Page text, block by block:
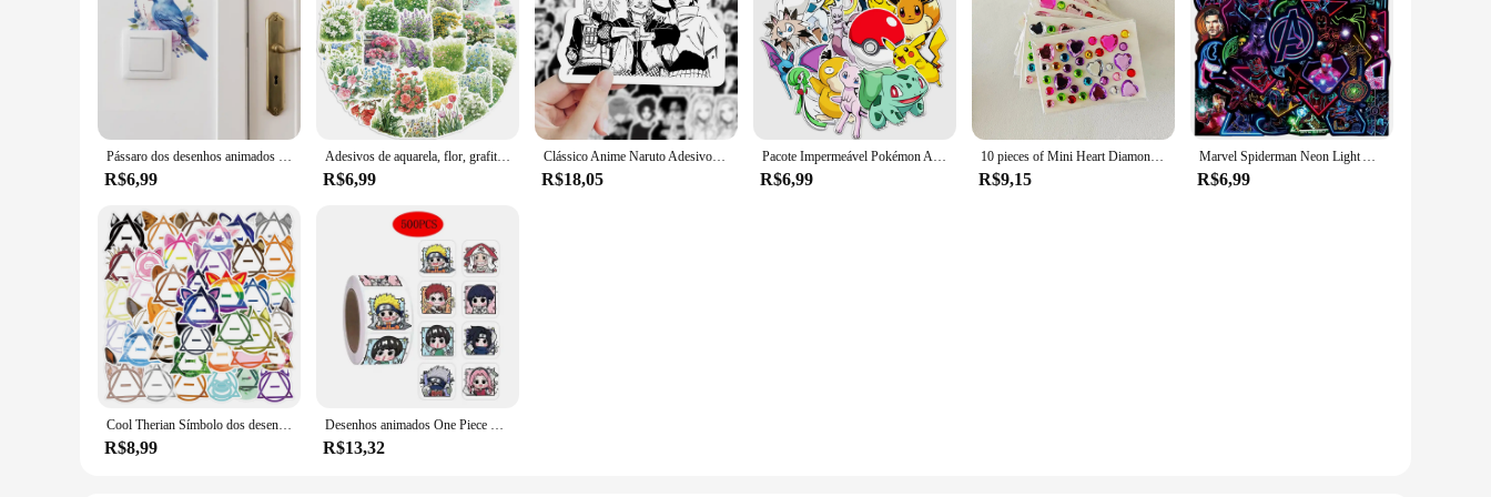
Pássaro dos desenhos animados olhando plantas verdes e flores com adesivos, interruptor decorativo adesivos, fundo de embelezamento casa, W, 1pc
R$6,99
Adesivos de aquarela, flor, grafite, impermeável, diy, para bagagem, computador, telefone, skate, 50pcs
R$6,99
Clássico Anime Naruto Adesivos, Graffiti preto e branco Etiqueta, Telefone, Laptop, Bagagem, decalques frescos dos desenhos animados, decorações, 10 pcs, 30 pcs, 50 pcs, 103pcs
R$18,05
Pacote Impermeável Pokémon Anime Adesivos, Pikachu, Caixa Do Telefone, Pele Bonito Do Laptop, Papelaria Kawaii, Art Supplies, 50Pcs
R$6,99
10 pieces of Mini Heart Diamond sticker Plum Blossom Star color acrylic flower sticker make-up eye patch children
R$9,15
Marvel Spiderman Neon Light Adesivos Pack, Decalque, Laptop, Guitarra, Carro, Papelaria, Bagagem, Graffiti, Adesivo, Crianças, 50 Pcs, 100Pcs
R$6,99
Cool Therian Símbolo dos desenhos animados adesivos, Decalques DIY estética, telefone, laptop, viagem, bagagem, skate, grafite, brinquedo adesivo, 50pcs
R$8,99
Desenhos animados One Piece Naruto Adesivos, Figura Anime DIY, Recompensa Infantil, Decoração Selada, Adesivo Envelope, Presentes do Miúdo, 500pcs
R$13,32